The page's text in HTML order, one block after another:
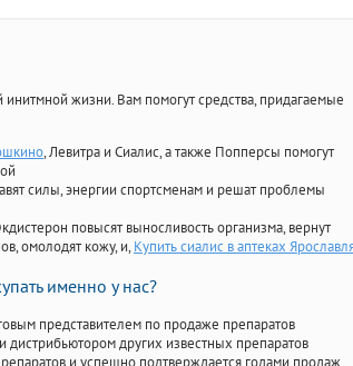
жизни. Вам помогут средства, придагаемые
, Левитра и Сиалис, а также Попперсы помогут
силы, энергии спортсменам и решат проблемы
повысят выносливость организма, вернут
омолодят кожу, и, Купить сиалис в аптеках
именно у нас?
представителем по продаже препаратов
и дистрибьютором других известных препаратов